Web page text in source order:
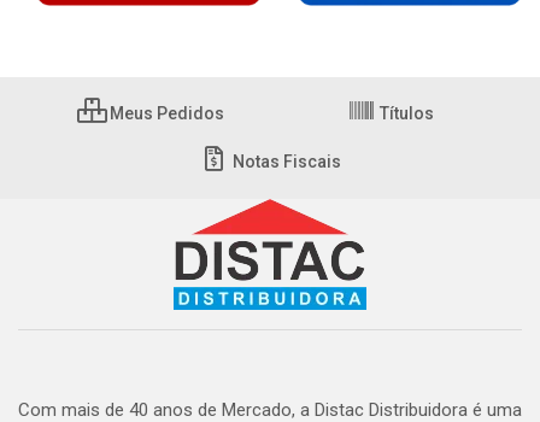
Meus Pedidos Títulos
Notas Fiscais
Com mais de 40 anos de Mercado, a Distac Distribuidora é uma